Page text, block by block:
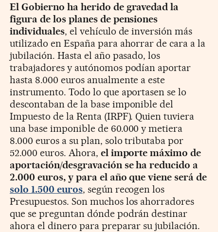
El Gobierno ha herido de gravedad la
figura de los planes de pensiones
individuales, el vehículo de inversión más
utilizado en España para ahorrar de cara a la
jubilación. Hasta el año pasado, los
trabajadores y autónomos podían aportar
hasta 8.000 euros anualmente a este
instrumento. Todo lo que aportasen se lo
descontaban de la base imponible del
Impuesto de la Renta (IRPF). Quien tuviera
una base imponible de 60.000 y metiera
8.000 euros a su plan, solo tributaba por
52.000 euros. Ahora, el importe máximo de
aportación/desgravación se ha reducido a
2.000 euros, y para el año que viene será de
solo 1.500 euros, según recogen los
Presupuestos. Son muchos los ahorradores
que se preguntan dónde podrán destinar
ahora el dinero para preparar su jubilación.